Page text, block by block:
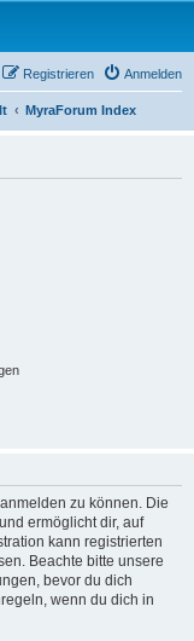
Anmelden
Registrieren
MyraForum Index
zu können. Die
ermöglicht dir, auf
kann registrierten
Beachte bitte unsere
bevor du dich
wenn du dich in